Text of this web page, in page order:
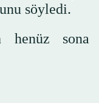
söyledi.
henüz sona